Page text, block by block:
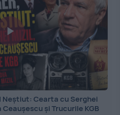
Neștiut: Cearta cu Serghei
și Trucurile KGB